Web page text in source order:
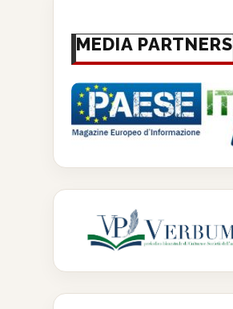
MEDIA PARTNERS